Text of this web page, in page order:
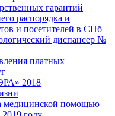
гарантий
распорядка и
и посетителей в СПб
диспансер №
платных
2018
медицинской помощью